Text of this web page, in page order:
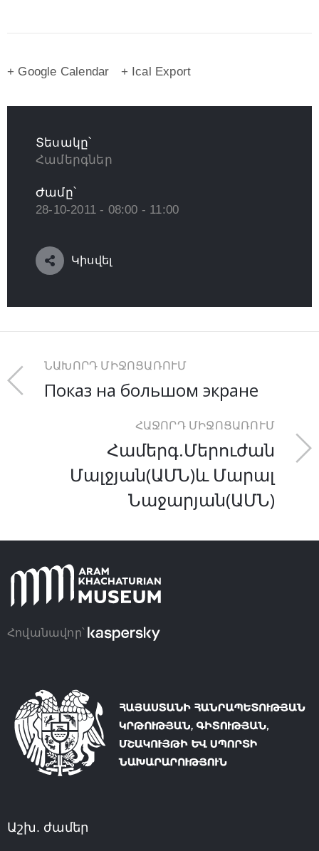
+ Google Calendar + Ical Export
Տեսակը՝
Համերգներ
Ժամը՝
28-10-2011 - 08:00 - 11:00
Կիսվել
ՆԱԽՈՐԴ ՄԻՋՈՑԱՌՈՒՄ
Показ на большом экране
ՀԱՋՈՐԴ ՄԻՋՈՑԱՌՈՒՄ
Համերգ.Մերուժան
Մալջյան(ԱՄՆ)և Մարալ
Նաջարյան(ԱՄՆ)
Հովանավոր՝
Աշխ. ժամեր